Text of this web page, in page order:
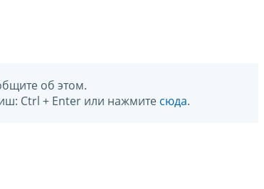
об этом.
Ctrl + Enter или нажмите сюда.